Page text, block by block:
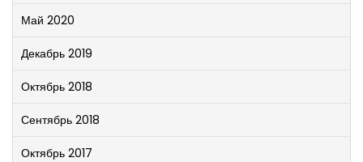
Май 2020
Декабрь 2019
Октябрь 2018
Сентябрь 2018
Октябрь 2017